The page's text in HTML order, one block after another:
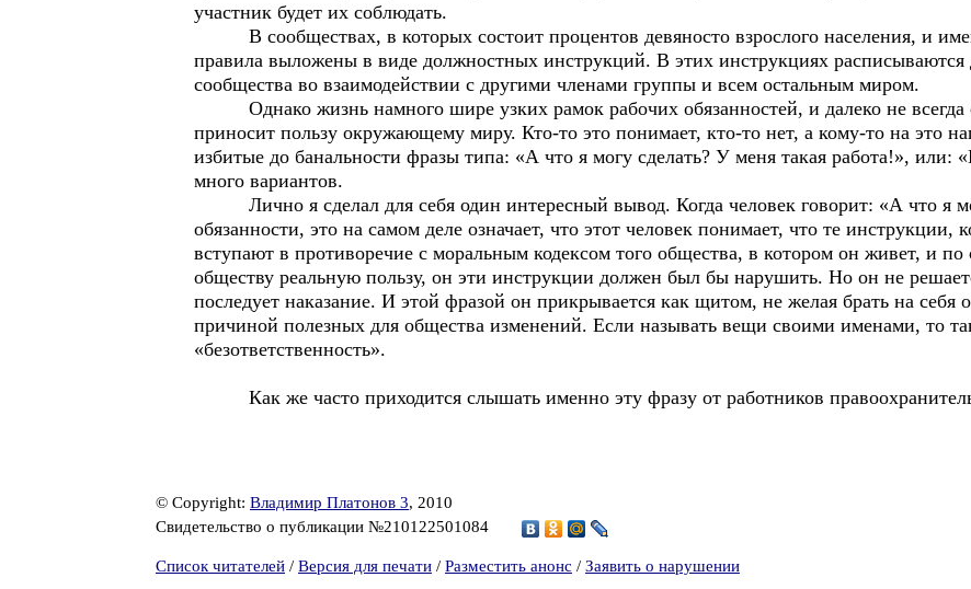
участник будет их соблюдать.
В сообществах, в которых состоит процентов девяносто взрослого населения, и
правила выложены в виде должностных инструкций. В этих инструкциях расписываются
сообщества во взаимодействии с другими членами группы и всем остальным миром.
Однако жизнь намного шире узких рамок рабочих обязанностей, и далеко не всегда
приносит пользу окружающему миру. Кто-то это понимает, кто-то нет, а кому-то на это
избитые до банальности фразы типа: «А что я могу сделать? У меня такая работа!», или:
много вариантов.
Лично я сделал для себя один интересный вывод. Когда человек говорит: «А что я
обязанности, это на самом деле означает, что этот человек понимает, что те инструкции,
вступают в противоречие с моральным кодексом того общества, в котором он живет, и
обществу реальную пользу, он эти инструкции должен был бы нарушить. Но он не
последует наказание. И этой фразой он прикрывается как щитом, не желая брать на себя
причиной полезных для общества изменений. Если называть вещи своими именами, то
«безответственность».
Как же часто приходится слышать именно эту фразу от работников
© Copyright: Владимир Платонов 3, 2010
Свидетельство о публикации №210122501084
Список читателей / Версия для печати / Разместить анонс / Заявить о нарушении